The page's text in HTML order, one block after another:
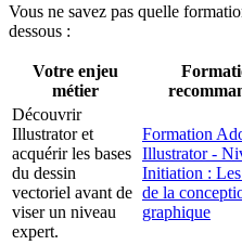
Vous ne savez pas quelle
dessous :
Votre enjeu
métier
Découvrir
Illustrator et
acquérir les bases
du dessin
vectoriel avant de
viser un niveau
expert.
Formation
Illustrator -
Initiation : Les
de la
graphique